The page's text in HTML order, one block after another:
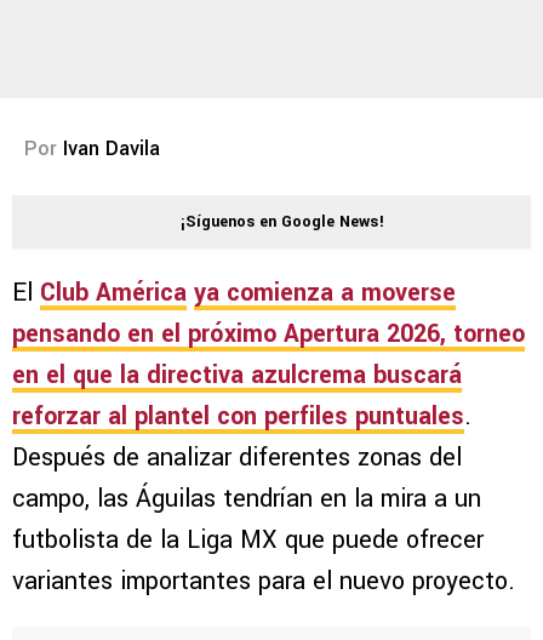
Por Ivan Davila
¡Síguenos en Google News!
El Club América ya comienza a moverse
pensando en el próximo Apertura 2026, torneo
en el que la directiva azulcrema buscará
reforzar al plantel con perfiles puntuales.
Después de analizar diferentes zonas del
campo, las Águilas tendrían en la mira a un
futbolista de la Liga MX que puede ofrecer
variantes importantes para el nuevo proyecto.